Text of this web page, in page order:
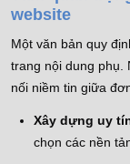
website
Một văn bản quy
trang nội dung phụ.
nối niềm tin giữa
Xây dựng uy
chọn các nền